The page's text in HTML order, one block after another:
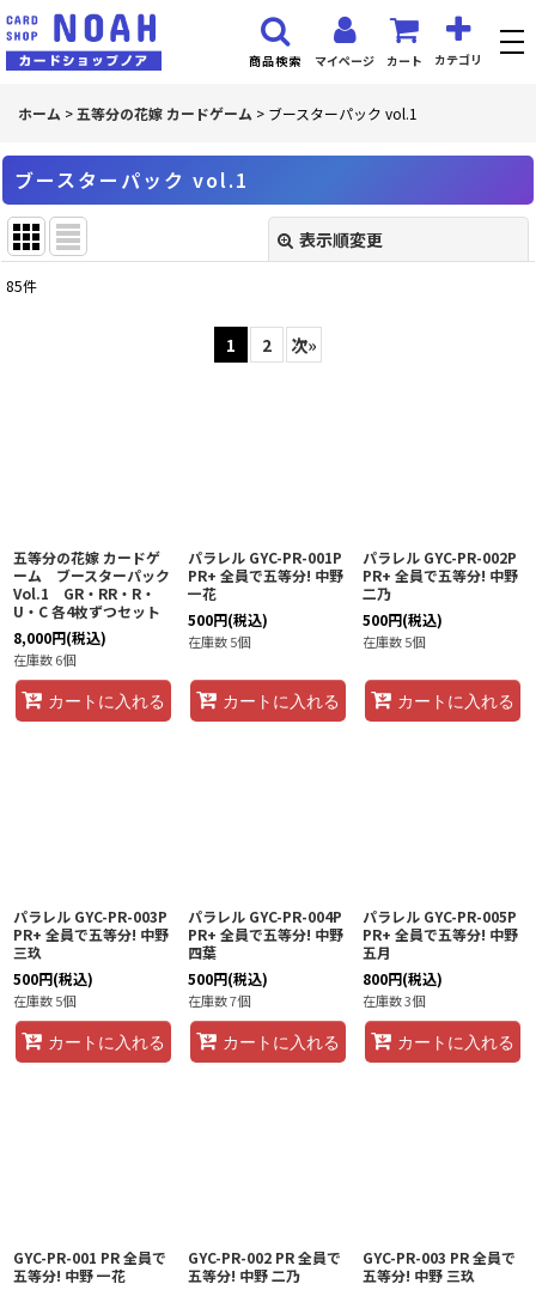
マイページ カート カテゴリ
商品検索
ホーム > 五等分の花嫁 カードゲーム > ブースターパック vol.1
ブースターパック vol.1
表示順変更
85件
1 2 次»
五等分の花嫁 カードゲ
ーム ブースターパック
Vol.1 GR・RR・R・
U・C 各4枚ずつセット
8,000円(税込)
在庫数 6個
カートに入れる
パラレル GYC-PR-001P
PR+ 全員で五等分! 中野
一花
500円(税込)
在庫数 5個
カートに入れる
パラレル GYC-PR-002P
PR+ 全員で五等分! 中野
二乃
500円(税込)
在庫数 5個
カートに入れる
パラレル GYC-PR-003P
PR+ 全員で五等分! 中野
三玖
500円(税込)
在庫数 5個
カートに入れる
パラレル GYC-PR-004P
PR+ 全員で五等分! 中野
四葉
500円(税込)
在庫数 7個
カートに入れる
パラレル GYC-PR-005P
PR+ 全員で五等分! 中野
五月
800円(税込)
在庫数 3個
カートに入れる
GYC-PR-001 PR 全員で
五等分! 中野 一花
GYC-PR-002 PR 全員で
五等分! 中野 二乃
GYC-PR-003 PR 全員で
五等分! 中野 三玖